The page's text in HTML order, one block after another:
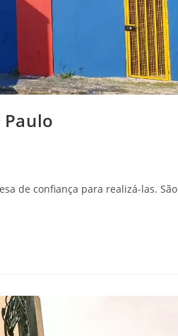
de confiança para realizá-las. São